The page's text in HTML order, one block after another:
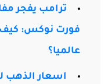
ترامب يفجر
فورت نوكس: كيف
عالميا؟
اسعار الذهب